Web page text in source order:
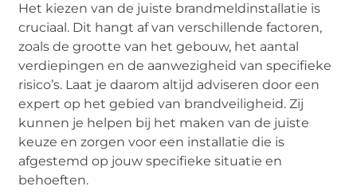
Het kiezen van de juiste brandmeldinstallatie is
cruciaal. Dit hangt af van verschillende factoren,
zoals de grootte van het gebouw, het aantal
verdiepingen en de aanwezigheid van specifieke
risico’s. Laat je daarom altijd adviseren door een
expert op het gebied van brandveiligheid. Zij
kunnen je helpen bij het maken van de juiste
keuze en zorgen voor een installatie die is
afgestemd op jouw specifieke situatie en
behoeften.